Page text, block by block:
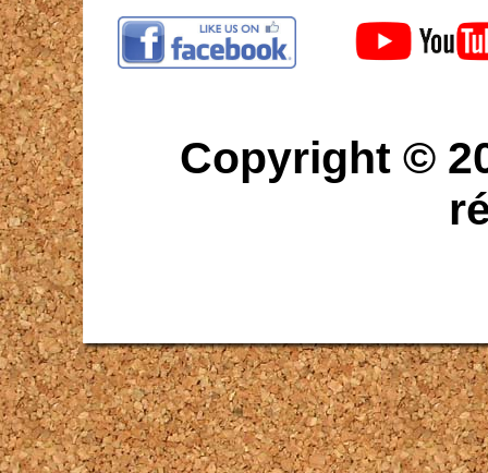
Copyright ©